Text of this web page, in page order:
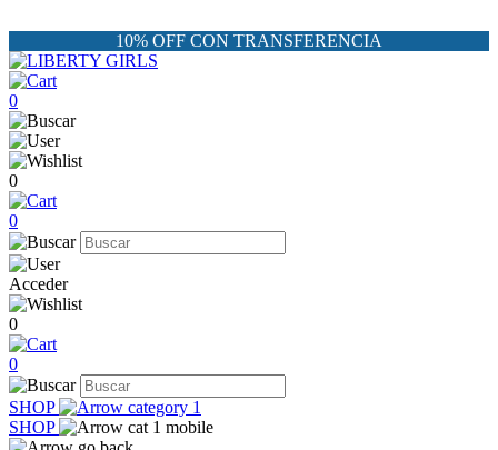
10% OFF CON TRANSFERENCIA
0
0
0
Acceder
0
0
SHOP
SHOP